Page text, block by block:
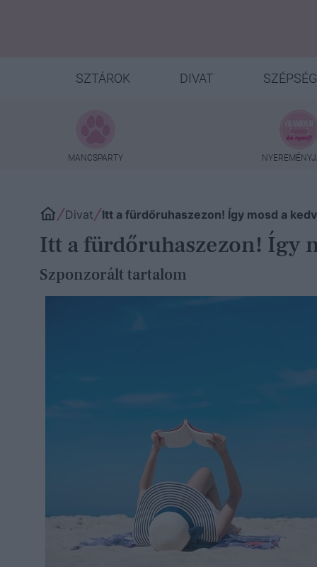
SZTÁROK DIVAT SZÉPSÉG
MANCSPARTY
Divat Itt a fürdőruhaszezon! Így mosd a
Itt a fürdőruhaszezon! Így
Szponzorált tartalom